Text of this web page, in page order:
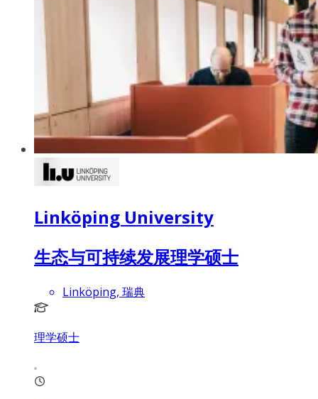
Linköping University
生态与可持续发展理学硕士
Linköping, 瑞典
理学硕士